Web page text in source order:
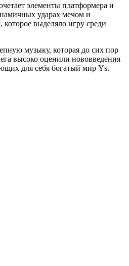
элементы платформера и
ударах мечом и
выделяло игру среди
музыку, которая до сих пор
высоко оценили нововведения
для себя богатый мир Ys.